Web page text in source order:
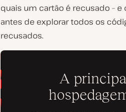
quais um cartão é recusado –
antes de explorartodos os
recusados.